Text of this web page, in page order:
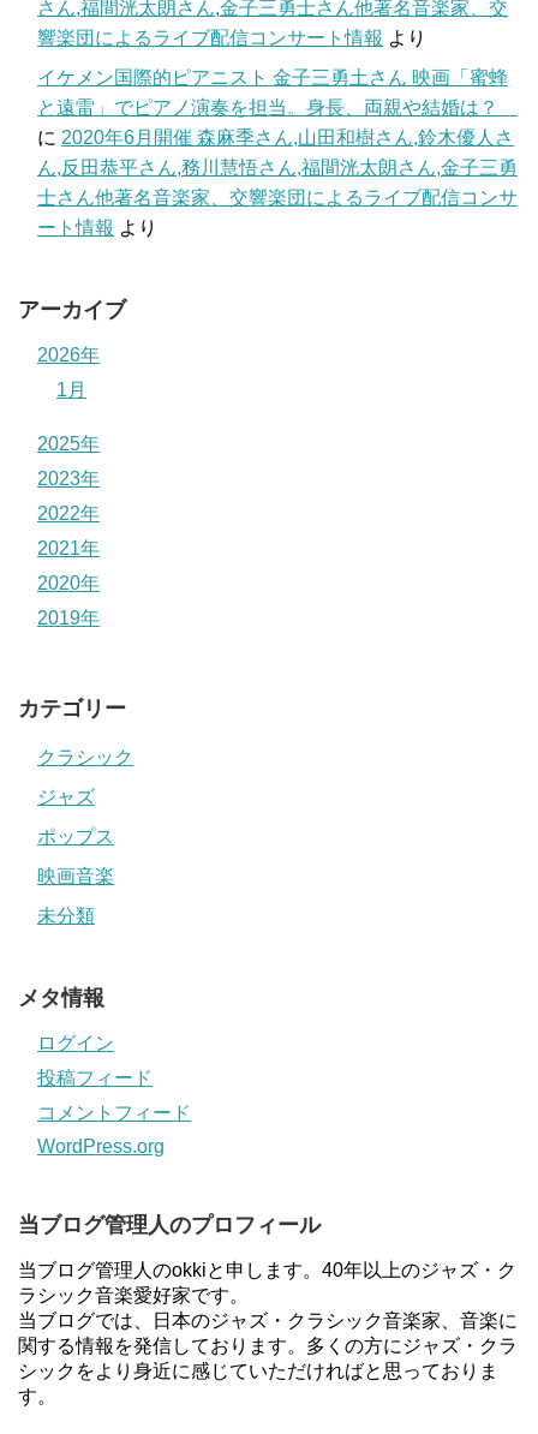
さん,福間洸太朗さん,金子三勇士さん他著名音楽家、交
響楽団によるライブ配信コンサート情報 より
イケメン国際的ピアニスト 金子三勇土さん 映画「蜜蜂
と遠雷」でピアノ演奏を担当。身長、両親や結婚は？
に 2020年6月開催 森麻季さん,山田和樹さん,鈴木優人さ
ん,反田恭平さん,務川慧悟さん,福間洸太朗さん,金子三勇
士さん他著名音楽家、交響楽団によるライブ配信コンサ
ート情報 より
アーカイブ
2026年
1月
2025年
2023年
2022年
2021年
2020年
2019年
カテゴリー
クラシック
ジャズ
ポップス
映画音楽
未分類
メタ情報
ログイン
投稿フィード
コメントフィード
WordPress.org
当ブログ管理人のプロフィール
当ブログ管理人のokkiと申します。40年以上のジャズ・ク
ラシック音楽愛好家です。
当ブログでは、日本のジャズ・クラシック音楽家、音楽に
関する情報を発信しております。多くの方にジャズ・クラ
シックをより身近に感じていただければと思っておりま
す。